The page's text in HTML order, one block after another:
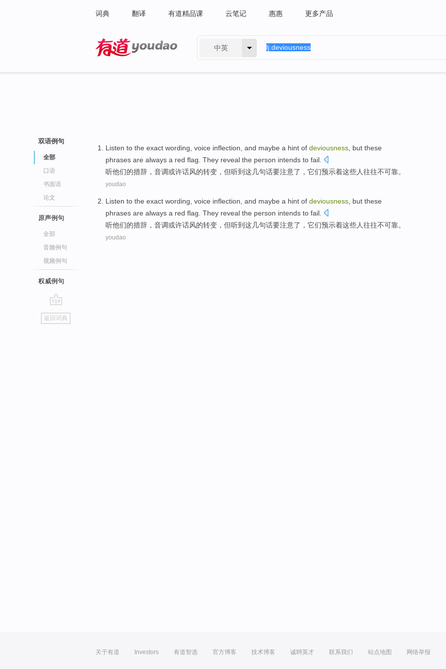
词典 翻译 有道精品课 云笔记 惠惠 更多产品
中英
双语例句
全部
口语
书面语
论文
原声例句
全部
音频例句
视频例句
权威例句
go
top
返回词典
Listen to the exact wording voice inflection , and maybe a hint of deviousness but these
phrases are always a red flag They reveal the person intends to fail
听他们的措辞 ， 音调或许话风的转变， 但听到这几句话要注意了 ， 它们预示着这些人往往不可靠。
youdao
Listen to the exact wording voice inflection , and maybe a hint of deviousness but these
phrases are always a red flag They reveal the person intends to fail
听他们的措辞 ， 音调或许话风的转变， 但听到这几句话要注意了 ， 它们预示着这些人往往不可靠。
youdao
关于有道 Investors 有道智选 官方博客 技术博客 诚聘英才 联系我们 站点地图 网络举报